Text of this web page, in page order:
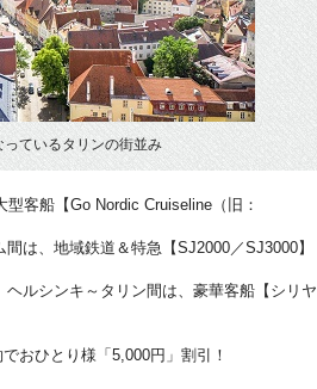
っているタリンの街並み
客船【Go Nordic Cruiseline（旧：
は、地域鉄道＆特急【SJ2000／SJ3000】
ルシンキ～タリン間は、豪華客船【シリヤ
おひとり様「5,000円」割引！